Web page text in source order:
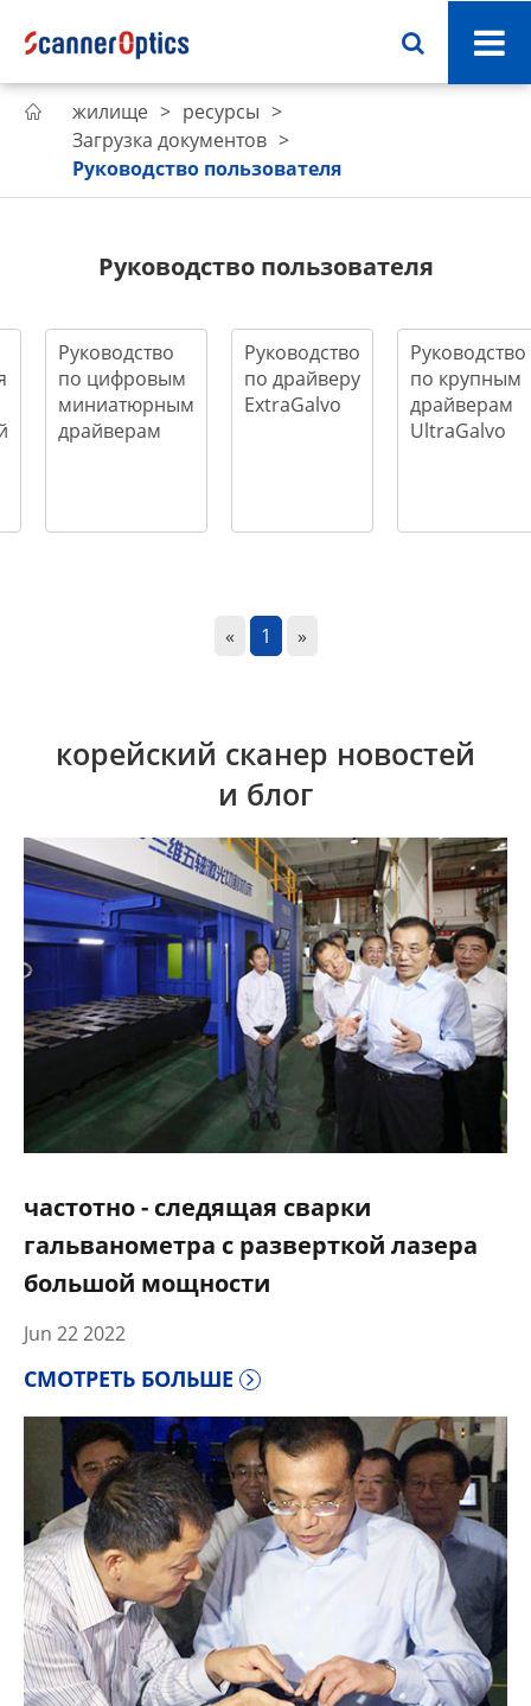
 жилище
ресурсы
Загрузка документов
Руководство пользователя
Руководство пользователя
Руководство
по цифровым
миниатюрным
драйверам
Руководство
по драйверу
ExtraGalvo
Руководство
по крупным
драйверам
UltraGalvo
« 1 »
корейский сканер новостей
и блог
частотно - следящая сварки
гальванометра с разверткой лазера
большой мощности
Jun 22 2022
СМОТРЕТЬ БОЛЬШЕ